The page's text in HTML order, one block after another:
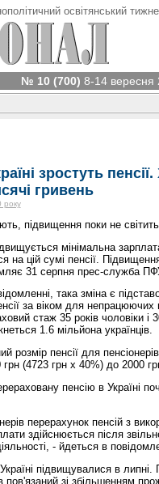
освітянський
№ 10 (700) 8-14 вересня
зростуть
гривень
року
підвищення поки не
мінімальна
на цій сумі пенсії.
31 серпня прес-служба
така зміна є
за віком для непрацюючих
стаж 35 років чоловіки і
1.6 мільйона українців.
розмір пенсії для
(4723 грн х 40%) до 2000
пенсію в Україні
перерахунок пенсій з
здійснюється після
- йдеться в
підвищувалися в
пов'язаний зі збільшенням